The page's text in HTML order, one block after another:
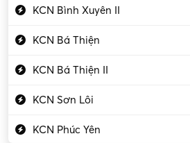
Làm bán thời gian
Lao động phổ thông
Lập trình – Phát triển
Luật – Công chứng
Marketing – PR
KCN Bình Xuyên II
KCN Bá Thiện
KCN Bá Thiện II
KCN Sơn Lôi
KCN Phúc Yên